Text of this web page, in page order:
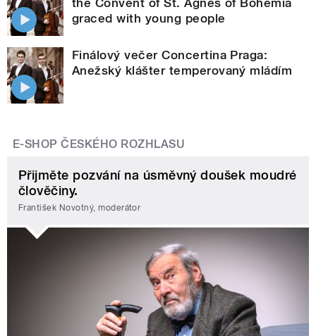
the Convent of St. Agnes of Bohemia
graced with young people
Finálový večer Concertina Praga:
Anežský klášter temperovaný mládím
E-SHOP ČESKÉHO ROZHLASU
Přijměte pozvání na úsměvný doušek moudré
člověčiny.
František Novotný, moderátor